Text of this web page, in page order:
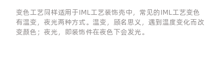
变色工艺同样适用于IML工艺装饰壳中，常见的IML工艺变色
有温变，夜光两种方式。温变，顾名思义，遇到温度变化而改
变颜色；夜光，即装饰件在夜色下会发光。